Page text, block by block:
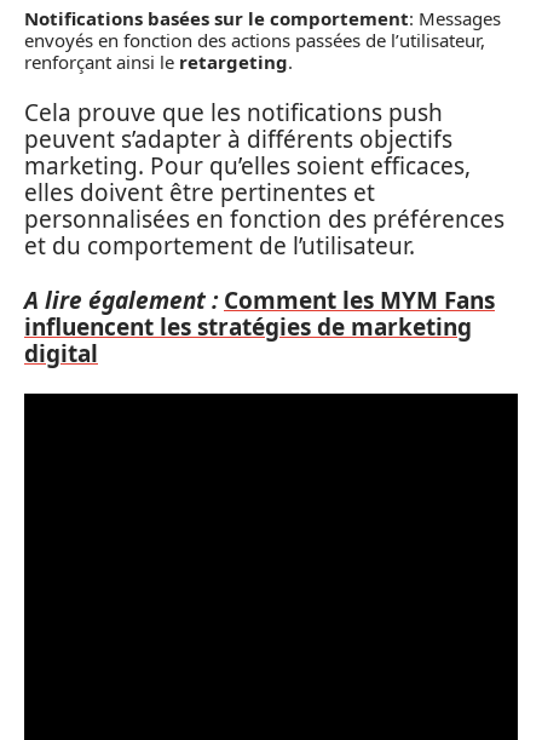
Notifications basées sur le comportement: Messages
envoyés en fonction des actions passées de l’utilisateur,
renforçant ainsi le retargeting.
Cela prouve que les notifications push
peuvent s’adapter à différents objectifs
marketing. Pour qu’elles soient efficaces,
elles doivent être pertinentes et
personnalisées en fonction des préférences
et du comportement de l’utilisateur.
A lire également : Comment les MYM Fans
influencent les stratégies de marketing
digital